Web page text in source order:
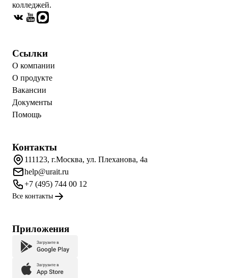
колледжей.
Ссылки
О компании
О продукте
Вакансии
Документы
Помощь
Контакты
111123, г.Москва, ул. Плеханова, 4а
help@urait.ru
+7 (495) 744 00 12
Все контакты
Приложения